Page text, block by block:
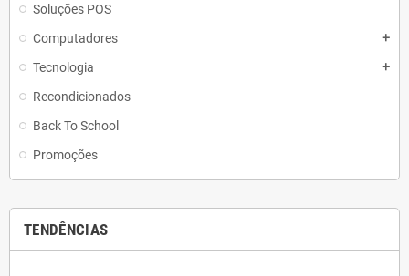
Soluções POS
Computadores
add
Tecnologia add
Recondicionados
Back To School
Promoções
TENDÊNCIAS